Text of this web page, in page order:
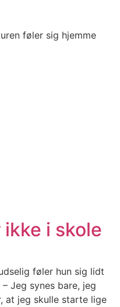
føler sig hjemme
i skole
føler hun sig lidt
Jeg synes bare, jeg
at jeg skulle starte lige